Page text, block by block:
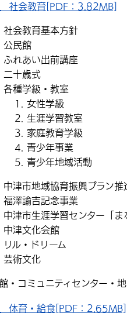
社会教育[PDF：3.82MB]
社会教育基本方針
公民館
ふれあい出前講座
二十歳式
各種学級・教室
女性学級
生涯学習教室
家庭教育学級
青少年事業
青少年地域活動
中津市地域協育振興プラン推
福澤諭吉記念事業
中津市生涯学習センター「ま
中津文化会館
リル・ドリーム
芸術文化
・コミュニティセンター・
体育・給食[PDF：2.65MB]